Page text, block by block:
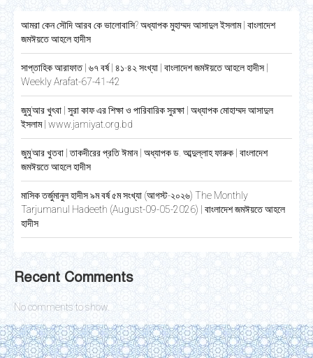
আমরা কেন সৌদি আরব কে ভালোবাসি? অধ্যাপক মুহাম্মদ আসাদুল ইসলাম | বাংলাদেশ
জমঈয়তে আহলে হাদীস
সাপ্তাহিক আরাফাত | ৬৭ বর্ষ | ৪১-৪২ সংখ্যা | বাংলাদেশ জমঈয়তে আহলে হাদীস |
Weekly Arafat-67-41-42
জুমু’আর খুৎবা | সুরা কাফ এর শিক্ষা ও পারিবারিক সুরক্ষা | অধ্যাপক মোহাম্মদ আসাদুল
ইসলাম | www.jamiyat.org.bd
জুমু’আর খুতবা | তাকদীরের প্রতি ঈমান | অধ্যাপক ড. আব্দুল্লাহ ফারুক | বাংলাদেশ
জমঈয়তে আহলে হাদীস
মাসিক তর্জুমানুল হাদীস ৯ম বর্ষ ৫ম সংখ্যা (আগস্ট-২০২৬) The Monthly
Tarjumanul Hadeeth (August-09-05-2026) | বাংলাদেশ জমঈয়তে আহলে
হাদীস
Recent Comments
No comments to show.